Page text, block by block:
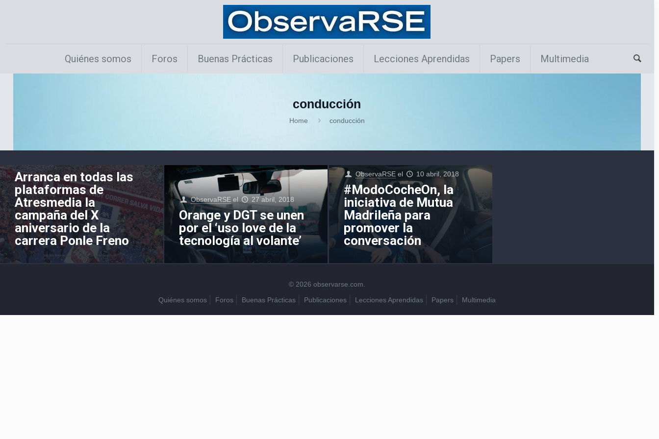
Quiénes somos Foros Buenas Prácticas Publicaciones Lecciones Aprendidas Papers Multimedia
conducción
Home conducción
ObservaRSE el
21 septiembre,
Arranca en todas las
plataformas de
Atresmedia la
campaña del X
aniversario de la
carrera Ponle Freno
ObservaRSE el 27 abril, 2018
Orange y DGT se unen
por el ‘uso love de la
tecnología al volante’
ObservaRSE el 10 abril, 2018
#ModoCocheOn, la
iniciativa de Mutua
Madrileña para
promover la
conversación
© 2026 observarse.com.
Quiénes somos
Foros Buenas Prácticas Publicaciones Lecciones Aprendidas Papers Multimedia